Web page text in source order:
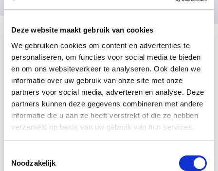
Deze website maakt gebruik van cookies
We gebruiken cookies om content en advertenties te
personaliseren, om functies voor social media te bieden
en om ons websiteverkeer te analyseren. Ook delen we
informatie over uw gebruik van onze site met onze
partners voor social media, adverteren en analyse. Deze
partners kunnen deze gegevens combineren met andere
informatie die u aan ze heeft verstrekt of die ze hebben
verzameld op basis van uw gebruik van hun services.
Noodzakelijk
Onze topper
Trektocht Madeira
Dit zeggen onze wandelaars
‘Madeira Trektocht’ geweldig mooi,